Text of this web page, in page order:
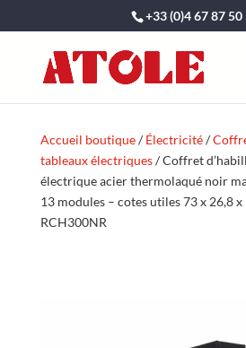
+33 (0)4 67 87 50
Accueil boutique/Électricité/
tableaux électriques/ Coffret
électrique acier thermolaqué noir
13 modules – cotes utiles 73 x 26,8 x
RCH300NR